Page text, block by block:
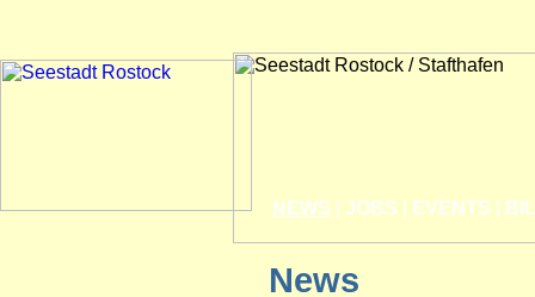
NEWS JOBS EVENTS
News